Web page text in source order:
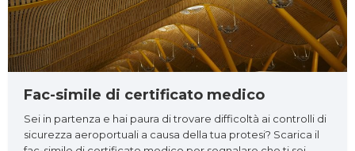
Fac-simile di certificato medico
Sei in partenza e hai paura di trovare difficoltà ai controlli di
sicurezza aeroportuali a causa della tua protesi? Scarica il